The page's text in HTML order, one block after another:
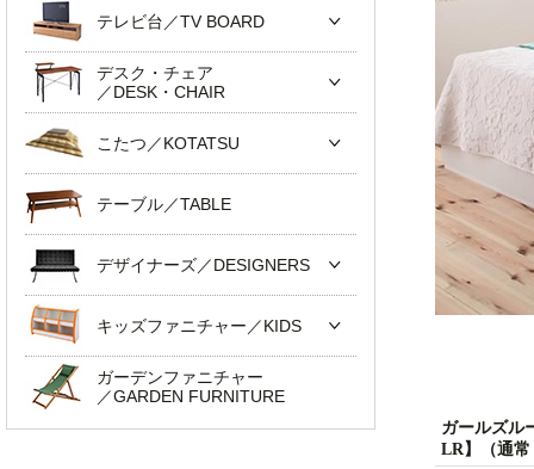
ガールズル
LR】（通
テレビ台／TV BOARD
デスク・チェア
／DESK・CHAIR
こたつ／KOTATSU
テーブル／TABLE
デザイナーズ／DESIGNERS
キッズファニチャー／KIDS
ガーデンファニチャー
／GARDEN FURNITURE